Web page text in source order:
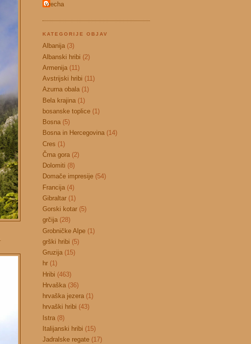
vrecha
KATEGORIJE OBJAV
Albanija (3)
Albanski hribi (2)
Armenija (11)
Avstrijski hribi (11)
Azurna obala (1)
Bela krajina (1)
bosanske toplice (1)
Bosna (5)
Bosna in Hercegovina (14)
Cres (1)
Črna gora (2)
Dolomiti (8)
Domače impresije (54)
Francija (4)
Gibraltar (1)
Gorski kotar (5)
grčija (28)
Grobničke Alpe (1)
grški hribi (5)
Gruzija (15)
hr (1)
Hribi (463)
Hrvaška (36)
hrvaška jezera (1)
hrvaški hribi (43)
Istra (8)
Italijanski hribi (15)
Jadralske regate (17)